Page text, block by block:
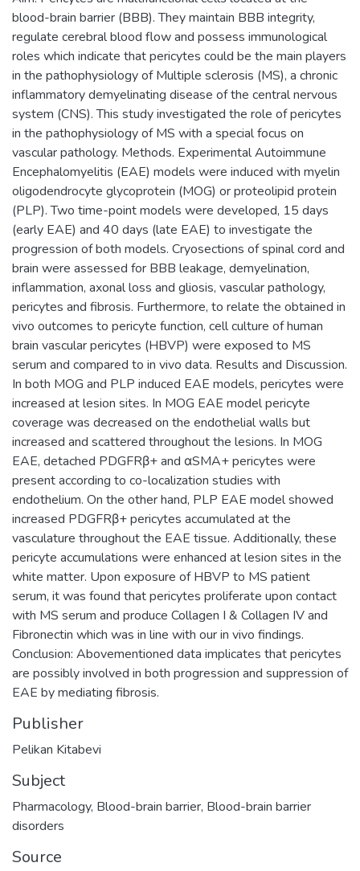
blood-brain barrier (BBB). They maintain BBB integrity,
regulate cerebral blood flow and possess immunological
roles which indicate that pericytes could be the main players
in the pathophysiology of Multiple sclerosis (MS), a chronic
inflammatory demyelinating disease of the central nervous
system (CNS). This study investigated the role of pericytes
in the pathophysiology of MS with a special focus on
vascular pathology. Methods. Experimental Autoimmune
Encephalomyelitis (EAE) models were induced with myelin
oligodendrocyte glycoprotein (MOG) or proteolipid protein
(PLP). Two time-point models were developed, 15 days
(early EAE) and 40 days (late EAE) to investigate the
progression of both models. Cryosections of spinal cord and
brain were assessed for BBB leakage, demyelination,
inflammation, axonal loss and gliosis, vascular pathology,
pericytes and fibrosis. Furthermore, to relate the obtained in
vivo outcomes to pericyte function, cell culture of human
brain vascular pericytes (HBVP) were exposed to MS
serum and compared to in vivo data. Results and Discussion.
In both MOG and PLP induced EAE models, pericytes were
increased at lesion sites. In MOG EAE model pericyte
coverage was decreased on the endothelial walls but
increased and scattered throughout the lesions. In MOG
EAE, detached PDGFRβ+ and αSMA+ pericytes were
present according to co-localization studies with
endothelium. On the other hand, PLP EAE model showed
increased PDGFRβ+ pericytes accumulated at the
vasculature throughout the EAE tissue. Additionally, these
pericyte accumulations were enhanced at lesion sites in the
white matter. Upon exposure of HBVP to MS patient
serum, it was found that pericytes proliferate upon contact
with MS serum and produce Collagen I & Collagen IV and
Fibronectin which was in line with our in vivo findings.
Conclusion: Abovementioned data implicates that pericytes
are possibly involved in both progression and suppression of
EAE by mediating fibrosis.
Publisher
Pelikan Kitabevi
Subject
Pharmacology, Blood-brain barrier, Blood-brain barrier
disorders
Source